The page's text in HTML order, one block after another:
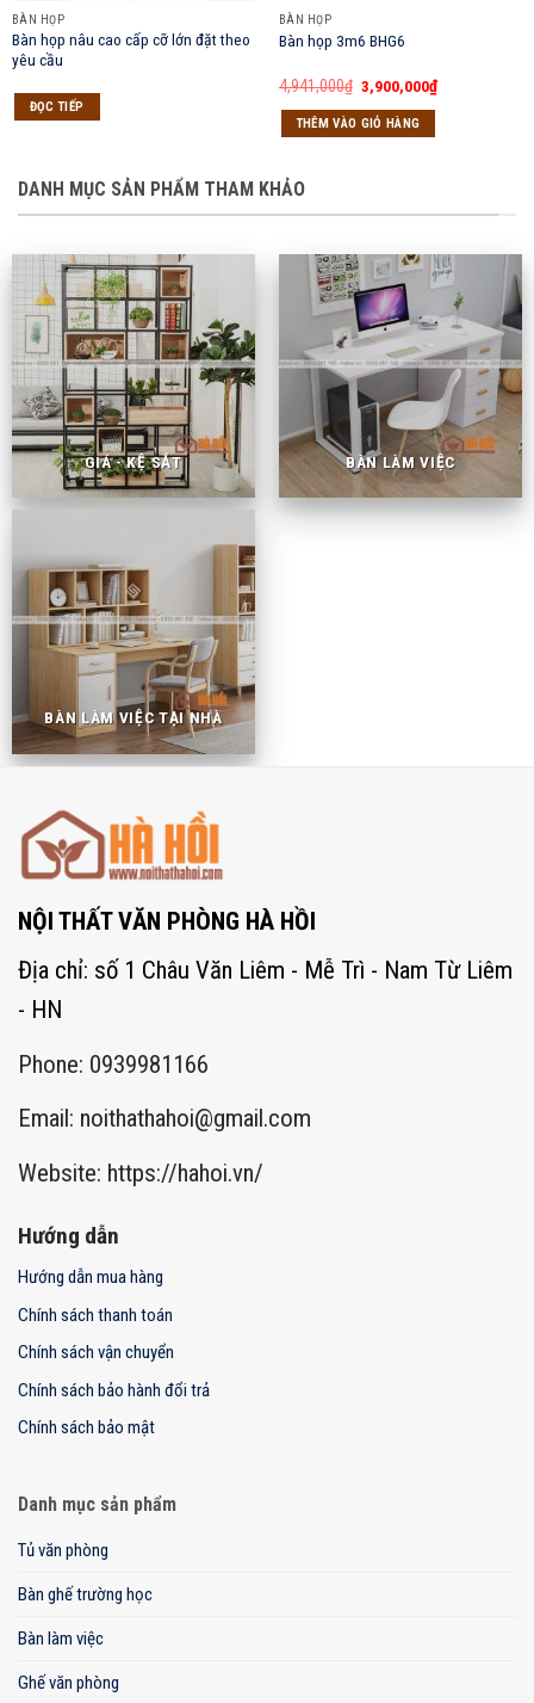
BÀN HỌP
Bàn họp nâu cao cấp cỡ lớn đặt theo
yêu cầu
ĐỌC TIẾP
BÀN HỌP
Bàn họp 3m6 BHG6
4,941,000₫ Giá
gốc
là:
4,941,000₫.
3,900,000₫Giá
hiện
THÊM VÀO GIỎ HÀNG
DANH MỤC SẢN PHẨM THAM KHẢO
GIÁ - KỆ SẮT BÀN LÀM VIỆC
BÀN LÀM VIỆC TẠI NHÀ
NỘI THẤT VĂN PHÒNG HÀ HỒI
Địa chỉ: số 1 Châu Văn Liêm - Mễ Trì - Nam Từ Liêm
- HN
Phone: 0939981166
Email: noithathahoi@gmail.com
Website: https://hahoi.vn/
Hướng dẫn
Hướng dẫn mua hàng
Chính sách thanh toán
Chính sách vận chuyển
Chính sách bảo hành đổi trả
Chính sách bảo mật
Danh mục sản phẩm
Tủ văn phòng
Bàn ghế trường học
Bàn làm việc
Ghế văn phòng